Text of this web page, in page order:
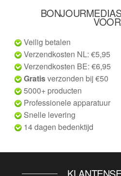
Veilig betalen
Verzendkosten NL: €5,95
Verzendkosten BE: €6,95
Gratisverzonden bij €50
5000+ producten
Professionele apparatuur
Snelle levering
14 dagen bedenktijd